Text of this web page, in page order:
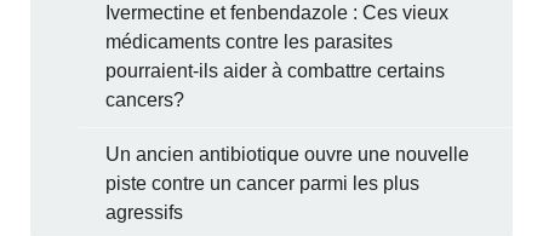
Ivermectine et fenbendazole : Ces vieux
médicaments contre les parasites
pourraient-ils aider à combattre certains
cancers?
Un ancien antibiotique ouvre une nouvelle
piste contre un cancer parmi les plus
agressifs